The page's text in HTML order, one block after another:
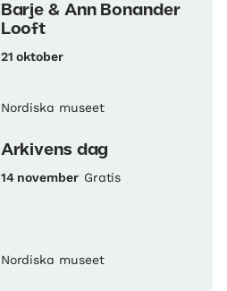
Barje & Ann Bonander
Looft
21 oktober
Nordiska museet
Arkivens dag
14 november Gratis
Nordiska museet